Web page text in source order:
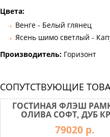
Цвета:
Венге - Белый глянец
Ясень шимо светлый -
Производитель: Горизонт
СОПУТСТВУЮЩИЕ
ГОСТИНАЯ ФЛЭШ
ОЛИВА СОФТ, ДУБ
79020 р.